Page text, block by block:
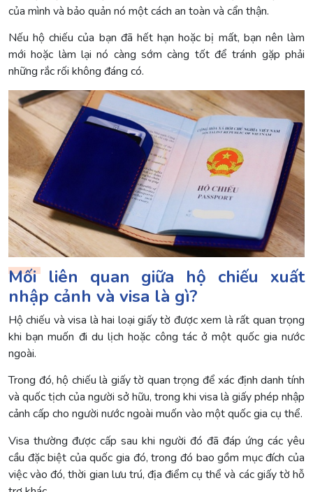
của mình và bảo quản nó một cách an toàn và cẩn thận.
Nếu hộ chiếu của bạn đã hết hạn hoặc bị mất, bạn nên làm
mới hoặc làm lại nó càng sớm càng tốt để tránh gặp phải
những rắc rối không đáng có.
Mối liên quan giữa hộ chiếu xuất
nhập cảnh và visa là gì?
Hộ chiếu và visa là hai loại giấy tờ được xem là rất quan trọng
khi bạn muốn đi du lịch hoặc công tác ở một quốc gia nước
ngoài.
Trong đó, hộ chiếu là giấy tờ quan trọng để xác định danh tính
và quốc tịch của người sở hữu, trong khi visa là giấy phép nhập
cảnh cấp cho người nước ngoài muốn vào một quốc gia cụ thể.
Visa thường được cấp sau khi người đó đã đáp ứng các yêu
cầu đặc biệt của quốc gia đó, trong đó bao gồm mục đích của
việc vào đó, thời gian lưu trú, địa điểm cụ thể và các giấy tờ hỗ